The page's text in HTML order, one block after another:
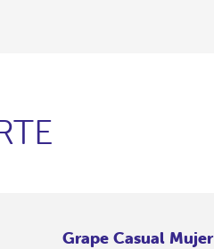
Grape Casual Mujer